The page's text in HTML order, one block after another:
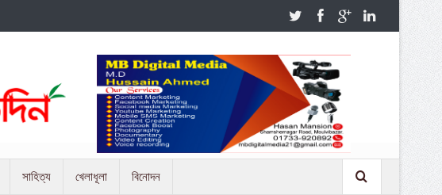
সাহিত্য খেলাধূলা বিনোদন